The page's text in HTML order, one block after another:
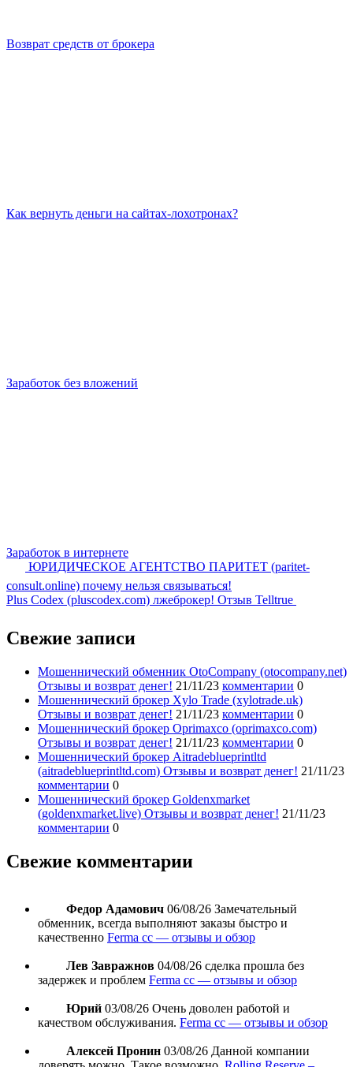
Возврат средств от брокера
Как вернуть деньги на сайтах-лохотронах?
Заработок без вложений
Заработок в интернете
ЮРИДИЧЕСКОЕ АГЕНТСТВО ПАРИТЕТ (paritet-
consult.online) почему нельзя связываться!
Plus Codex (pluscodex.com) лжеброкер! Отзыв Telltrue
Свежие записи
Мошеннический обменник OtoCompany (otocompany.net)
Отзывы и возврат денег! 21/11/23 комментарии 0
Мошеннический брокер Xylo Trade (xylotrade.uk)
Отзывы и возврат денег! 21/11/23 комментарии 0
Мошеннический брокер Oprimaxco (oprimaxco.com)
Отзывы и возврат денег! 21/11/23 комментарии 0
Мошеннический брокер Aitradeblueprintltd
(aitradeblueprintltd.com) Отзывы и возврат денег! 21/11/23
комментарии 0
Мошеннический брокер Goldenxmarket
(goldenxmarket.live) Отзывы и возврат денег! 21/11/23
комментарии 0
Свежие комментарии
Федор Адамович 06/08/26 Замечательный
обменник, всегда выполняют заказы быстро и
качественно Ferma cc — отзывы и обзор
Лев Завражнов 04/08/26 сделка прошла без
задержек и проблем Ferma cc — отзывы и обзор
Юрий 03/08/26 Очень доволен работой и
качеством обслуживания. Ferma cc — отзывы и обзор
Алексей Пронин 03/08/26 Данной компании